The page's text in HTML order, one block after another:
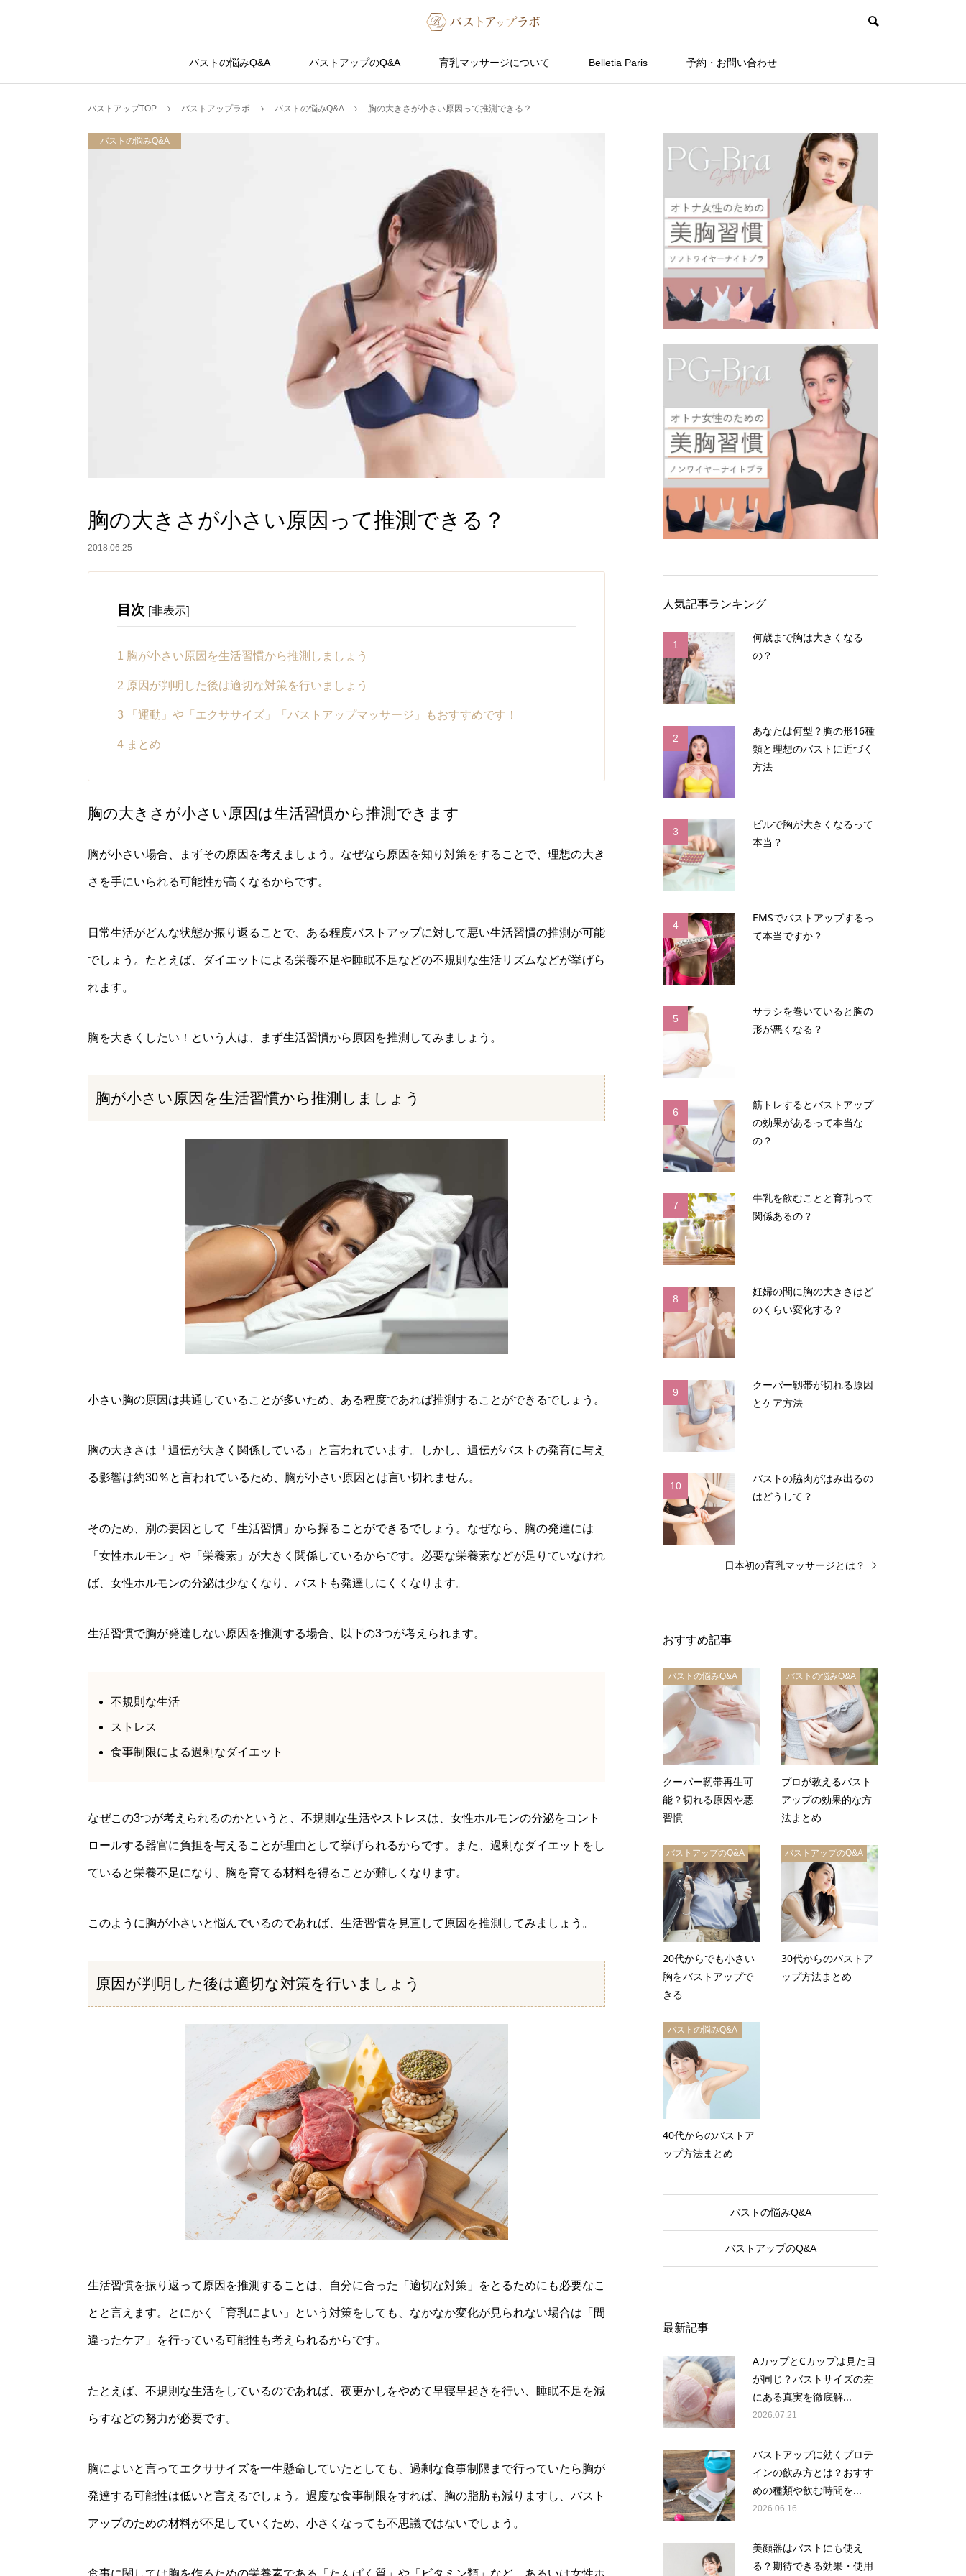
バストの悩みQ&A バストアップのQ&A 育乳マッサージについて Belletia Paris 予約・お問い合わせ
バストアップTOP バストアップラボ バストの悩みQ&A 胸の大きさが小さい原因って推測できる？
バストの悩みQ&A
胸の大きさが小さい原因って推測できる？
2018.06.25
目次 [非表示]
1 胸が小さい原因を生活習慣から推測しましょう
2 原因が判明した後は適切な対策を行いましょう
3 「運動」や「エクササイズ」「バストアップマッサージ」もおすすめです！
4 まとめ
胸の大きさが小さい原因は生活習慣から推測できます
胸が小さい場合、まずその原因を考えましょう。なぜなら原因を知り対策をすることで、理想の大き
さを手にいられる可能性が高くなるからです。
日常生活がどんな状態か振り返ることで、ある程度バストアップに対して悪い生活習慣の推測が可能
でしょう。たとえば、ダイエットによる栄養不足や睡眠不足などの不規則な生活リズムなどが挙げら
れます。
胸を大きくしたい！という人は、まず生活習慣から原因を推測してみましょう。
胸が小さい原因を生活習慣から推測しましょう
小さい胸の原因は共通していることが多いため、ある程度であれば推測することができるでしょう。
胸の大きさは「遺伝が大きく関係している」と言われています。しかし、遺伝がバストの発育に与え
る影響は約30％と言われているため、胸が小さい原因とは言い切れません。
そのため、別の要因として「生活習慣」から探ることができるでしょう。なぜなら、胸の発達には
「女性ホルモン」や「栄養素」が大きく関係しているからです。必要な栄養素などが足りていなけれ
ば、女性ホルモンの分泌は少なくなり、バストも発達しにくくなります。
生活習慣で胸が発達しない原因を推測する場合、以下の3つが考えられます。
不規則な生活
ストレス
食事制限による過剰なダイエット
なぜこの3つが考えられるのかというと、不規則な生活やストレスは、女性ホルモンの分泌をコント
ロールする器官に負担を与えることが理由として挙げられるからです。また、過剰なダイエットをし
ていると栄養不足になり、胸を育てる材料を得ることが難しくなります。
このように胸が小さいと悩んでいるのであれば、生活習慣を見直して原因を推測してみましょう。
原因が判明した後は適切な対策を行いましょう
生活習慣を振り返って原因を推測することは、自分に合った「適切な対策」をとるためにも必要なこ
とと言えます。とにかく「育乳によい」という対策をしても、なかなか変化が見られない場合は「間
違ったケア」を行っている可能性も考えられるからです。
たとえば、不規則な生活をしているのであれば、夜更かしをやめて早寝早起きを行い、睡眠不足を減
らすなどの努力が必要です。
胸によいと言ってエクササイズを一生懸命していたとしても、過剰な食事制限まで行っていたら胸が
発達する可能性は低いと言えるでしょう。過度な食事制限をすれば、胸の脂肪も減りますし、バスト
アップのための材料が不足していくため、小さくなっても不思議ではないでしょう。
人気記事ランキング
1
何歳まで胸は大きくなる
の？
2
あなたは何型？胸の形16種
類と理想のバストに近づく
方法
3
ピルで胸が大きくなるって
本当？
4
EMSでバストアップするっ
て本当ですか？
5
サラシを巻いていると胸の
形が悪くなる？
6
筋トレするとバストアップ
の効果があるって本当な
の？
7
牛乳を飲むことと育乳って
関係あるの？
8
妊婦の間に胸の大きさはど
のくらい変化する？
9
クーパー靱帯が切れる原因
とケア方法
10
バストの脇肉がはみ出るの
はどうして？
日本初の育乳マッサージとは？
おすすめ記事
バストの悩みQ&A
クーパー靭帯再生可
能？切れる原因や悪
習慣
バストの悩みQ&A
プロが教えるバスト
アップの効果的な方
法まとめ
バストアップのQ&A
20代からでも小さい
胸をバストアップで
きる
バストアップのQ&A
30代からのバストア
ップ方法まとめ
バストの悩みQ&A
40代からのバストア
ップ方法まとめ
バストの悩みQ&A
バストアップのQ&A
最新記事
AカップとCカップは見た目
が同じ？バストサイズの差
にある真実を徹底解...
2026.07.21
バストアップに効くプロテ
インの飲み方とは？おすす
めの種類や飲む時間を...
2026.06.16
美顔器はバストにも使え
る？期待できる効果・使用